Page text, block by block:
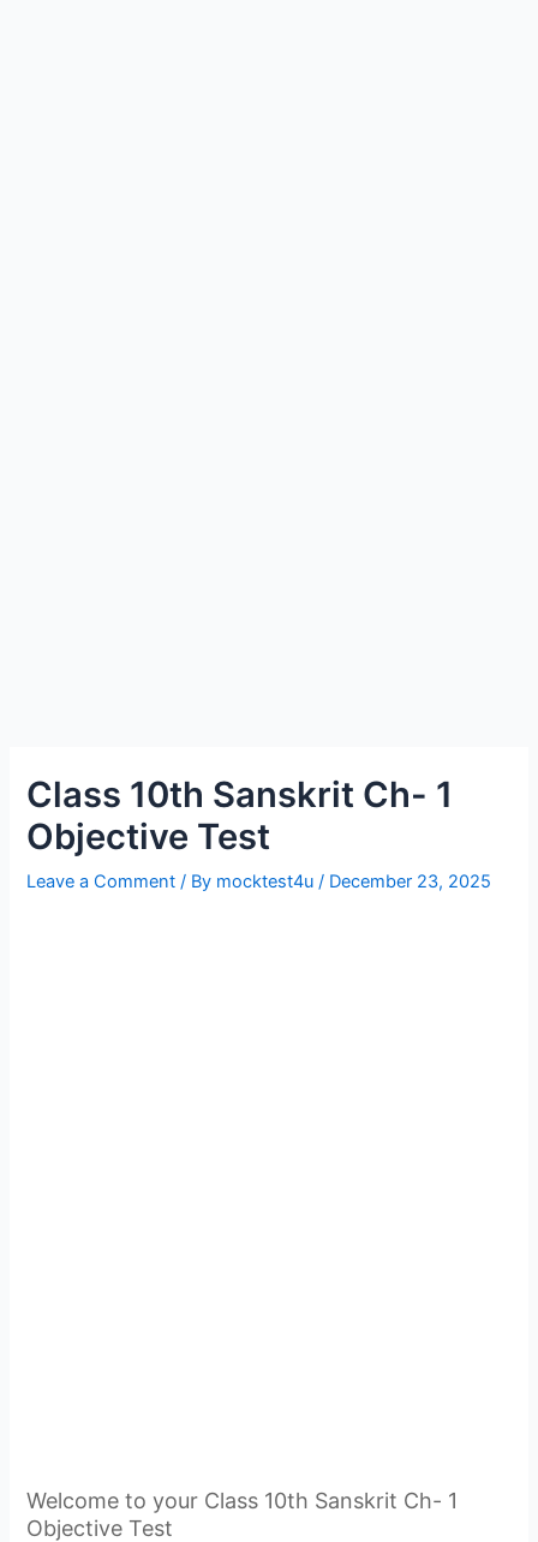
Class 10th Sanskrit Ch- 1
Objective Test
Leave a Comment / By mocktest4u / December 23, 2025
Welcome to your Class 10th Sanskrit Ch- 1
Objective Test